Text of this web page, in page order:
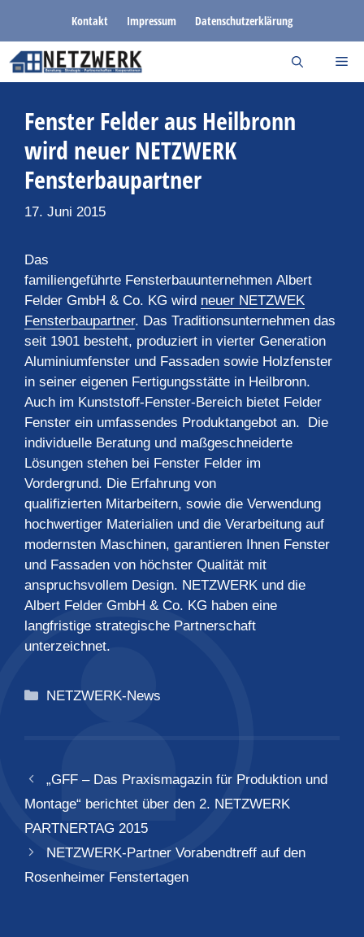
springen
Kontakt Impressum Datenschutzerklärung
Fenster Felder aus Heilbronn
wird neuer NETZWERK
Fensterbaupartner
17. Juni 2015
Das
familiengeführte Fensterbauunternehmen Albert
Felder GmbH & Co. KG wird neuer NETZWEK
Fensterbaupartner. Das Traditionsunternehmen das
seit 1901 besteht, produziert in vierter Generation
Aluminiumfenster und Fassaden sowie Holzfenster
in seiner eigenen Fertigungsstätte in Heilbronn.
Auch im Kunststoff-Fenster-Bereich bietet Felder
Fenster ein umfassendes Produktangebot an. Die
individuelle Beratung und maßgeschneiderte
Lösungen stehen bei Fenster Felder im
Vordergrund. Die Erfahrung von
qualifizierten Mitarbeitern, sowie die Verwendung
hochwertiger Materialien und die Verarbeitung auf
modernsten Maschinen, garantieren Ihnen Fenster
und Fassaden von höchster Qualität mit
anspruchsvollem Design. NETZWERK und die
Albert Felder GmbH & Co. KG haben eine
langfristige strategische Partnerschaft
unterzeichnet.
Kategorien
NETZWERK-News
„GFF – Das Praxismagazin für Produktion und
Montage“ berichtet über den 2. NETZWERK
PARTNERTAG 2015
NETZWERK-Partner Vorabendtreff auf den
Rosenheimer Fenstertagen